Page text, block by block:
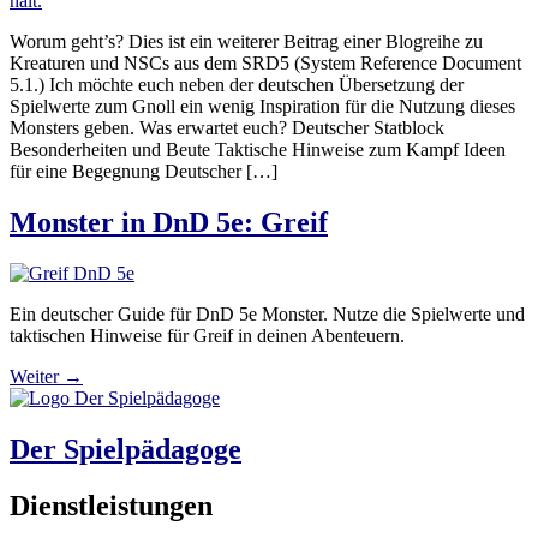
Worum geht’s? Dies ist ein weiterer Beitrag einer Blogreihe zu
Kreaturen und NSCs aus dem SRD5 (System Reference Document
5.1.) Ich möchte euch neben der deutschen Übersetzung der
Spielwerte zum Gnoll ein wenig Inspiration für die Nutzung dieses
Monsters geben. Was erwartet euch? Deutscher Statblock
Besonderheiten und Beute Taktische Hinweise zum Kampf Ideen
für eine Begegnung Deutscher […]
Monster in DnD 5e: Greif
Ein deutscher Guide für DnD 5e Monster. Nutze die Spielwerte und
taktischen Hinweise für Greif in deinen Abenteuern.
Weiter →
Der Spielpädagoge
Dienstleistungen